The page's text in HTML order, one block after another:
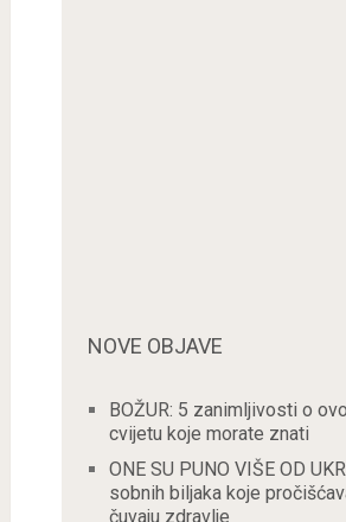
NOVE OBJAVE
BOŽUR: 5 zanimljivosti o
cvijetu koje morate znati
ONE SU PUNO VIŠE OD
sobnih biljaka koje
čuvaju zdravlje